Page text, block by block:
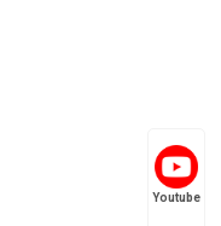
Youtube